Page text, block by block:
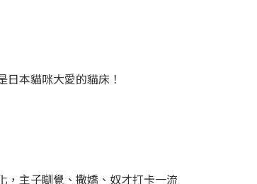
日本貓咪大愛的貓床！
，主子瞓覺、撒嬌、奴才打卡一流